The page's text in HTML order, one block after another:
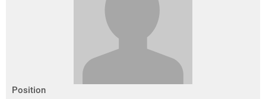
Position